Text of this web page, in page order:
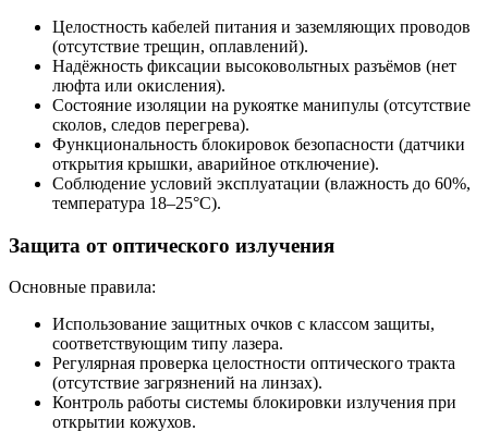
Целостность кабелей питания и заземляющих проводов
(отсутствие трещин, оплавлений).
Надёжность фиксации высоковольтных разъёмов (нет
люфта или окисления).
Состояние изоляции на рукоятке манипулы (отсутствие
сколов, следов перегрева).
Функциональность блокировок безопасности (датчики
открытия крышки, аварийное отключение).
Соблюдение условий эксплуатации (влажность до 60%,
температура 18–25°C).
Защита от оптического излучения
Основные правила:
Использование защитных очков с классом защиты,
соответствующим типу лазера.
Регулярная проверка целостности оптического тракта
(отсутствие загрязнений на линзах).
Контроль работы системы блокировки излучения при
открытии кожухов.